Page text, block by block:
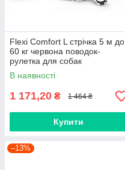
Flexi Comfort L стрічка 5 м до
60 кг червона поводок-
рулетка для собак
В наявності
1 171,20 ₴ 1 464 ₴
Купити
–13%